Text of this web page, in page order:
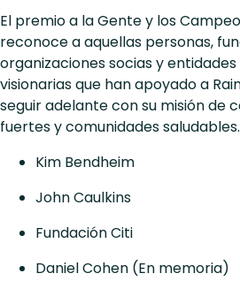
El premio a la Gente y los
reconoce a aquellas personas,
organizaciones socias y
visionarias que han apoyado a
seguir adelante con su misión de
fuertes y comunidades saludables.
Kim Bendheim
John Caulkins
Fundación Citi
Daniel Cohen (En memoria)